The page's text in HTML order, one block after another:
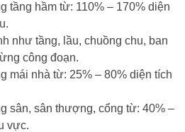
tầng hầm từ: 110% – 170% diện
như tầng, lầu, chuồng chu, ban
công đoạn.
mái nhà từ: 25% – 80% diện tích
sân, sân thượng, cổng từ: 40% –
vực.